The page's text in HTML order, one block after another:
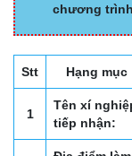
chương
Stt Hạng mục
1
Tên xí
tiếp nhận: